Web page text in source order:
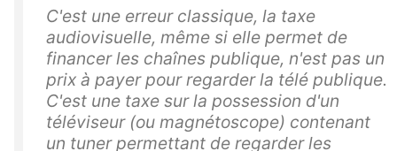
C'est une erreur classique, la taxe
audiovisuelle, même si elle permet de
financer les chaînes publique, n'est pas un
prix à payer pour regarder la télé publique.
C'est une taxe sur la possession d'un
téléviseur (ou magnétoscope) contenant
un tuner permettant de regarder les